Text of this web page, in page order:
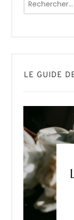
LE GUIDE